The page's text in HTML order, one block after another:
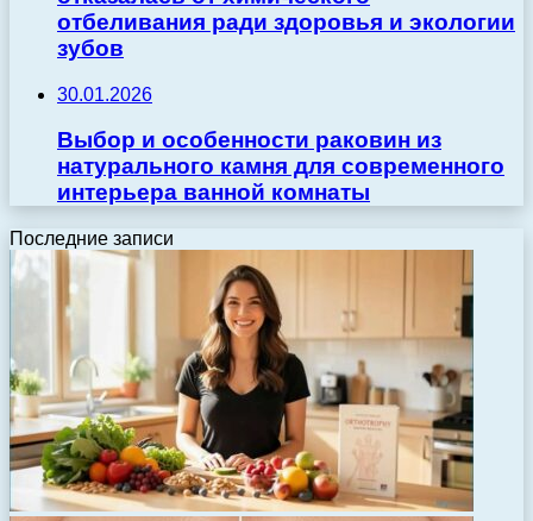
отбеливания ради здоровья и экологии
зубов
30.01.2026
Выбор и особенности раковин из
натурального камня для современного
интерьера ванной комнаты
Последние записи